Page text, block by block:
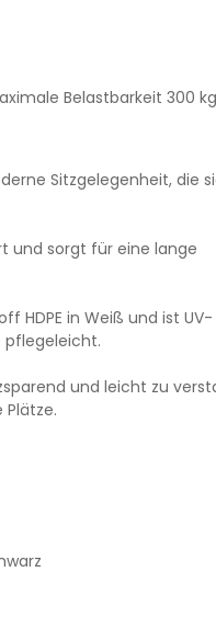
Belastbarkeit 300 kg
Sitzgelegenheit, die
und sorgt für eine lange
HDPE in Weiß und ist UV-
pflegeleicht.
und leicht zu